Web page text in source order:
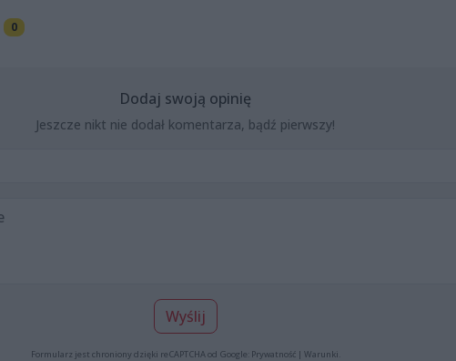
0
Dodaj swoją opinię
Jeszcze nikt nie dodał komentarza, bądź pierwszy!
Wyślij
Formularz jest chroniony dzięki reCAPTCHA od Google: Prywatność| Warunki